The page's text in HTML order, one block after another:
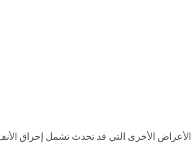
الأعراض الأخرى التي قد تحدث تشمل إحراق